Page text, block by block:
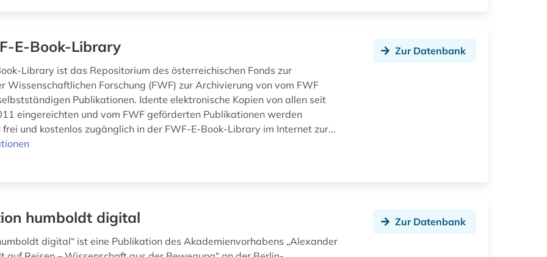
E-Book-Library
Library ist das Repositorium des österreichischen Fonds zur
Wissenschaftlichen Forschung (FWF) zur Archivierung von vom FWF
Publikationen. Idente elektronische Kopien von allen seit
eingereichten und vom FWF geförderten Publikationen werden
und kostenlos zugänglich in der FWF-E-Book-Library im Internet zur...
Zur Datenbank
humboldt digital
digital“ ist eine Publikation des Akademienvorhabens „Alexander
Zur Datenbank